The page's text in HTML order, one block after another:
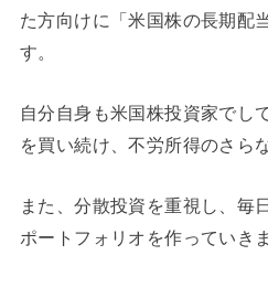
た方向けに「米国株の長期配
す。
自分自身も米国株投資家でし
を買い続け、不労所得のさら
また、分散投資を重視し、毎
ポートフォリオを作っていき